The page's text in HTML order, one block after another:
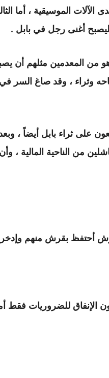
الموسيقية ، أما
ليصبح أغنى رجل في بابل .
من المعدمين مثلهم أن
وثراء ، وقد صاغ السر
على ثراء بابل أيضاً ،
من الناحية المالية ،
الإنفاق للضروريات فقط